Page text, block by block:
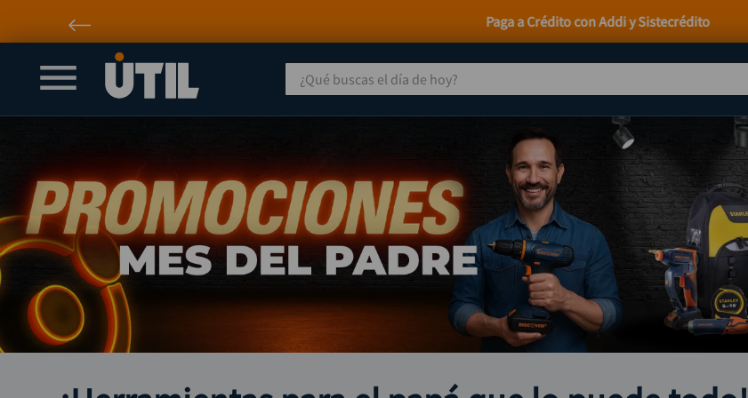
Paga a Crédito con Addi y Sistecrédito
¿Qué buscas el día de hoy?
TÉRMINOS MÁS BUSCADOS
taladro
2. taladros pulidoras
3 compresor
4. sierra circular
5. ruteadora
. broca
hidrolavadora